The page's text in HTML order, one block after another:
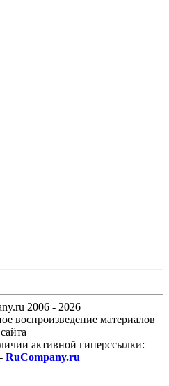
2006 - 2026
воспроизведение материалов
сайта
активной гиперссылки:
RuCompany.ru